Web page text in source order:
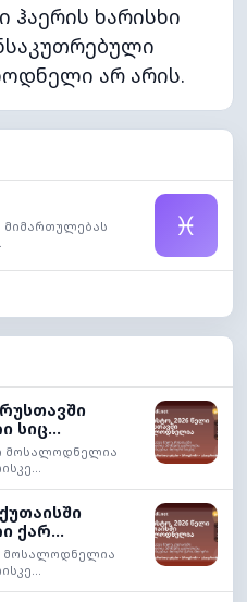
ჰაერის ხარისხი
არ არის.
მიმართულებას
♓
სიც...
მოსალოდნელია
ქარ...
მოსალოდნელია